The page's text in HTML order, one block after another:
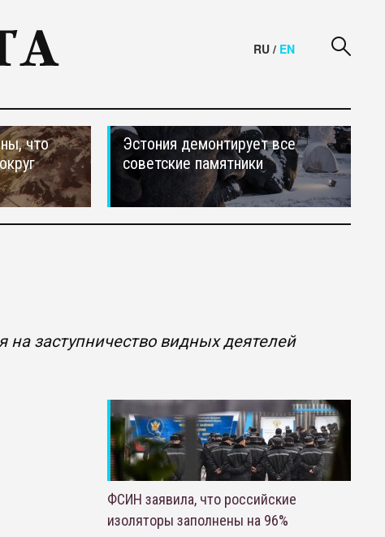
RU / EN
что
Эстония демонтирует все
советские памятники
заступничество видных деятелей
ФСИН заявила, что российские
изоляторы заполнены на 96%